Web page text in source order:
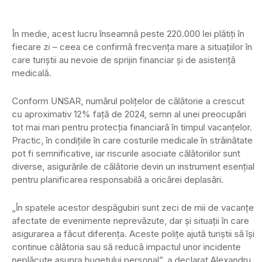
În medie, acest lucru înseamnă peste 220.000 lei plătiți în
fiecare zi – ceea ce confirmă frecvența mare a situațiilor în
care turiștii au nevoie de sprijin financiar și de asistență
medicală.
Conform UNSAR, numărul polițelor de călătorie a crescut
cu aproximativ 12% față de 2024, semn al unei preocupări
tot mai mari pentru protecția financiară în timpul vacanțelor.
Practic, în condițiile în care costurile medicale în străinătate
pot fi semnificative, iar riscurile asociate călătoriilor sunt
diverse, asigurările de călătorie devin un instrument esențial
pentru planificarea responsabilă a oricărei deplasări.
„În spatele acestor despăgubiri sunt zeci de mii de vacanțe
afectate de evenimente neprevăzute, dar și situații în care
asigurarea a făcut diferența. Aceste polițe ajută turiștii să își
continue călătoria sau să reducă impactul unor incidente